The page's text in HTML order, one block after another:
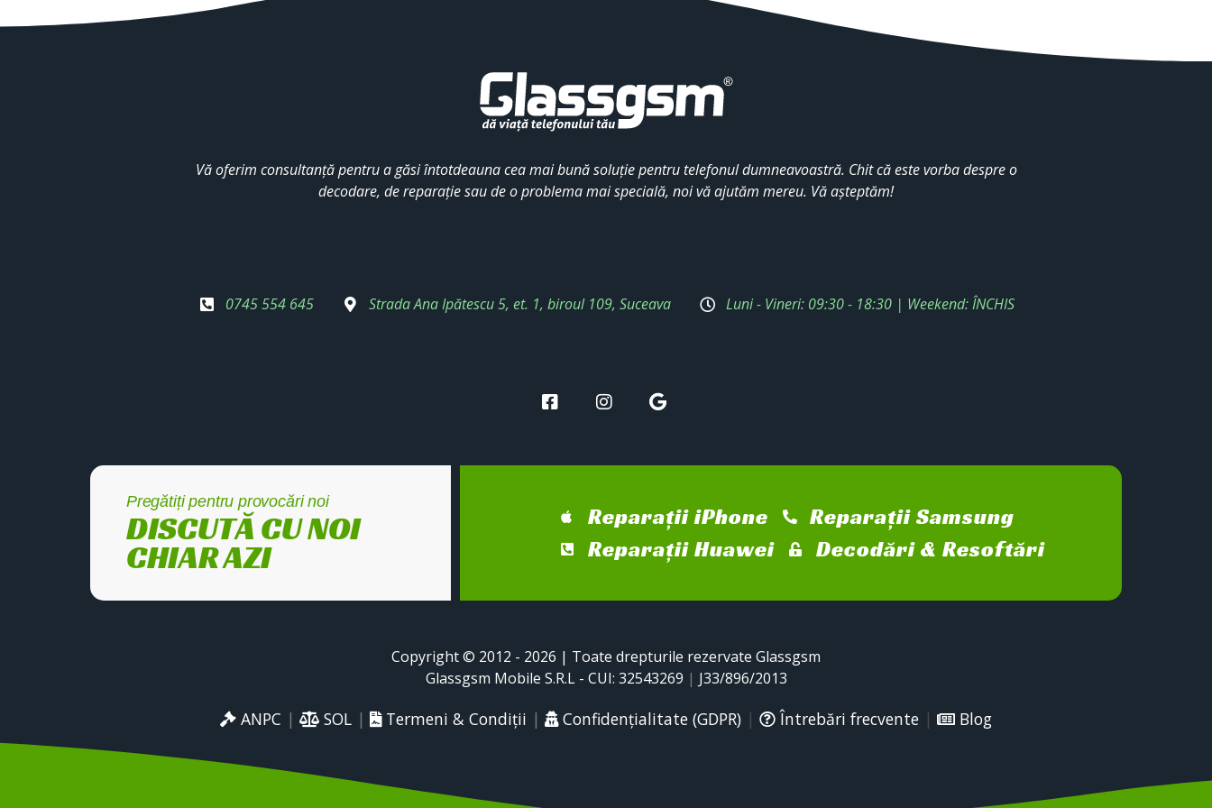
Vă oferim consultanță pentru a găsi întotdeauna cea mai bună soluție pentru telefonul dumneavoastră. Chit că este vorba despre o
decodare, de reparație sau de o problema mai specială, noi vă ajutăm mereu. Vă așteptăm!
0745 554 645 Strada Ana Ipătescu 5, et. 1, biroul 109, Suceava Luni - Vineri: 09:30 - 18:30 | Weekend: ÎNCHIS
Pregătiți pentru provocări noi
DISCUTĂ CU NOI
CHIAR AZI
Reparații iPhone
Reparații Samsung
Reparații Huawei
Decodări & Resoftări
Copyright © 2012 - 2026 | Toate drepturile rezervate Glassgsm
Glassgsm Mobile S.R.L - CUI: 32543269 | J33/896/2013
ANPC | SOL | Termeni & Condiții | Confidențialitate (GDPR) | Întrebări frecvente | Blog